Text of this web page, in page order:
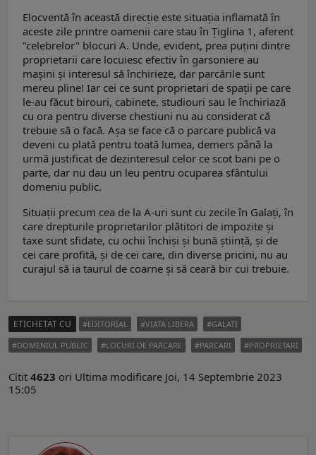
Elocventă în această direcție este situația inflamată în
aceste zile printre oamenii care stau în Țiglina 1, aferent
"celebrelor" blocuri A. Unde, evident, prea puțini dintre
proprietarii care locuiesc efectiv în garsoniere au
mașini și interesul să închirieze, dar parcările sunt
mereu pline! Iar cei ce sunt proprietari de spații pe care
le-au făcut birouri, cabinete, studiouri sau le închiriază
cu ora pentru diverse chestiuni nu au considerat că
trebuie să o facă. Așa se face că o parcare publică va
deveni cu plată pentru toată lumea, demers până la
urmă justificat de dezinteresul celor ce scot bani pe o
parte, dar nu dau un leu pentru ocuparea sfântului
domeniu public.
Situații precum cea de la A-uri sunt cu zecile în Galați, în
care drepturile proprietarilor plătitori de impozite și
taxe sunt sfidate, cu ochii închiși și bună știință, și de
cei care profită, și de cei care, din diverse pricini, nu au
curajul să ia taurul de coarne și să ceară bir cui trebuie.
ETICHETAT CU EDITORIAL VIATA LIBERA
GALATI
DOMENIUL PUBLIC
LOCURI DE PARCARE PARCARI PROPRIETARI
Citit 4623 ori Ultima modificare Joi, 14 Septembrie 2023
15:05